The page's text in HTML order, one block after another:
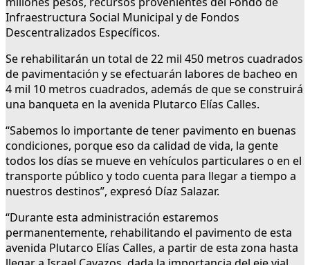
Infraestructura Social Municipal y de Fondos
Descentralizados Específicos.
Se rehabilitarán un total de 22 mil 450 metros cuadrados
de pavimentación y se efectuarán labores de bacheo en
4 mil 10 metros cuadrados, además de que se construirá
una banqueta en la avenida Plutarco Elías Calles.
“Sabemos lo importante de tener pavimento en buenas
condiciones, porque eso da calidad de vida, la gente
todos los días se mueve en vehículos particulares o en el
transporte público y todo cuenta para llegar a tiempo a
nuestros destinos”, expresó Díaz Salazar.
“Durante esta administración estaremos
permanentemente, rehabilitando el pavimento de esta
avenida Plutarco Elías Calles, a partir de esta zona hasta